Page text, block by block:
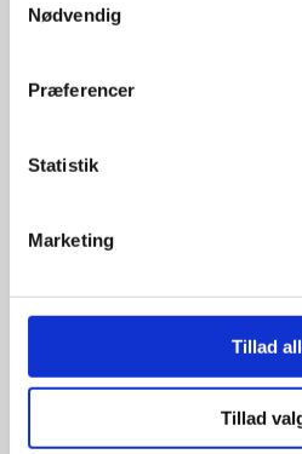
Nødvendig
Præferencer
Statistik
Marketing
Tillad
Tillad
Udvalget er langt
idé til et konkret
helt særligt
forespørgsel til
så finder vi det helt
til en